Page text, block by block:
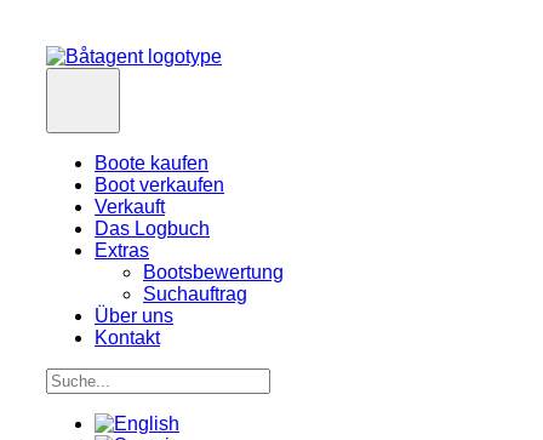
Boote kaufen
Boot verkaufen
Verkauft
Das Logbuch
Extras
Bootsbewertung
Suchauftrag
Über uns
Kontakt